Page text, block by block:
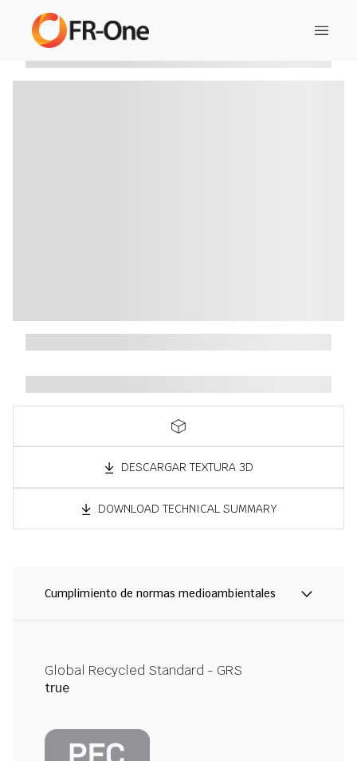
DESCARGAR TEXTURA 3D
DOWNLOAD TECHNICAL SUMMARY
Cumplimiento de normas medioambientales
Global Recycled Standard - GRS
true